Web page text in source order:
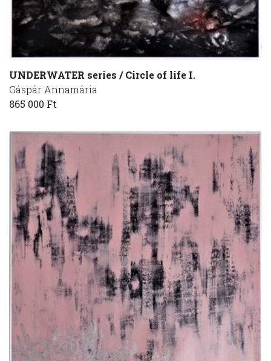
UNDERWATER series / Circle of life I.
Gáspár Annamária
865 000 Ft